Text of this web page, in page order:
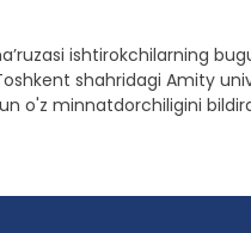
ishtirokchilarning
shahridagi Amity
o'z minnatdorchiligini